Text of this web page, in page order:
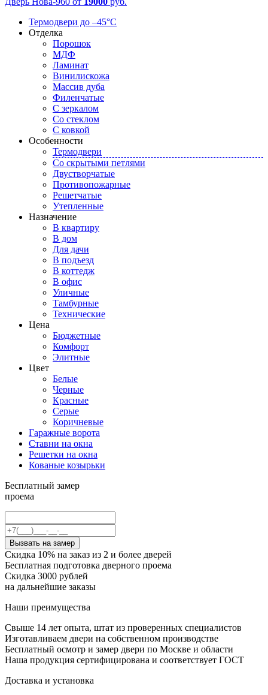
Термодвери до –45°С
Отделка
Порошок
МДФ
Ламинат
Винилискожа
Массив дуба
Филенчатые
С зеркалом
Со стеклом
С ковкой
Особенности
Термодвери
Со скрытыми петлями
Двустворчатые
Противопожарные
Решетчатые
Утепленные
Назначение
В квартиру
В дом
Для дачи
В подъезд
В коттедж
В офис
Уличные
Тамбурные
Технические
Цена
Бюджетные
Комфорт
Элитные
Цвет
Белые
Черные
Красные
Серые
Коричневые
Гаражные ворота
Ставни на окна
Решетки на окна
Кованые козырьки
Бесплатный замер
проема
Вызвать на замер
Скидка 10% на заказ из 2 и более дверей
Бесплатная подготовка дверного проема
Скидка 3000 рублей
на дальнейшие заказы
Наши преимущества
Свыше 14 лет опыта, штат из проверенных специалистов
Изготавливаем двери на собственном производстве
Бесплатный осмотр и замер двери по Москве и области
Наша продукция сертифицирована и соответствует ГОСТ
Доставка и установка